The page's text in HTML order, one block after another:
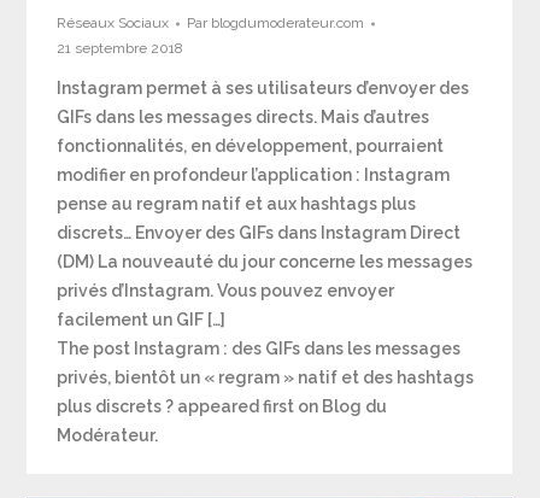
Réseaux Sociaux Par blogdumoderateur.com
21 septembre 2018
Instagram permet à ses utilisateurs d’envoyer des
GIFs dans les messages directs. Mais d’autres
fonctionnalités, en développement, pourraient
modifier en profondeur l’application : Instagram
pense au regram natif et aux hashtags plus
discrets… Envoyer des GIFs dans Instagram Direct
(DM) La nouveauté du jour concerne les messages
privés d’Instagram. Vous pouvez envoyer
facilement un GIF […]
The post Instagram : des GIFs dans les messages
privés, bientôt un « regram » natif et des hashtags
plus discrets ? appeared first on Blog du
Modérateur.